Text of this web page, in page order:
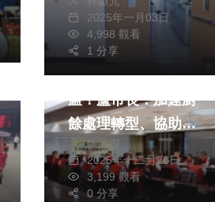
率100%！
2025年一月03日
4,998 觀看
1 分享
政治
跨局處嚴防非洲豬
瘟！盧市長：加速廚
餘處理轉型、協助民
生廚餘問題
張皓傑
2025年十二月20日
3,199 觀看
0 分享